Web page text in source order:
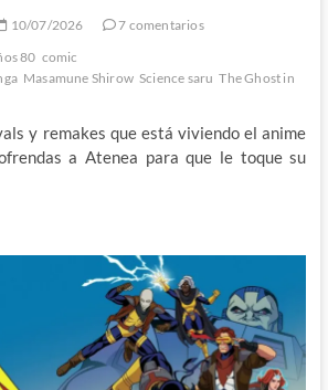
10/07/2026
7 comentarios
80 comic
Masamune Shirow Science saru The Ghost in
y remakes que está viviendo el anime
a Atenea para que le toque su